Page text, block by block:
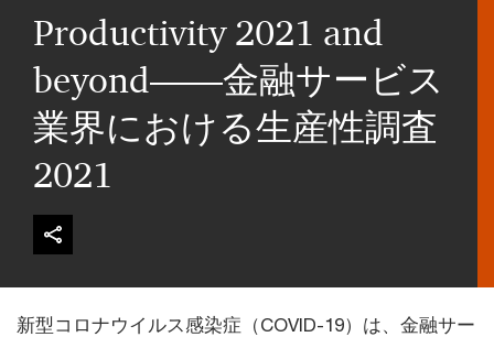
Productivity 2021 and
beyond――金融サービス
業界における生産性調査
2021
新型コロナウイルス感染症（COVID-19）は、金融サー